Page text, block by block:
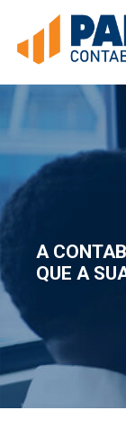
A
QUE A